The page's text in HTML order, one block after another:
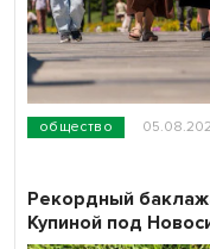
общество
Рекордный
Купиной под